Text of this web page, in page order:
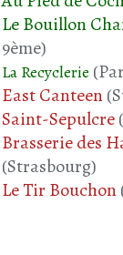
Le Bouillon
9ème)
La Recyclerie
East Canteen
Saint-Sepulcre
Brasserie des
(Strasbourg)
Le Tir Bouchon